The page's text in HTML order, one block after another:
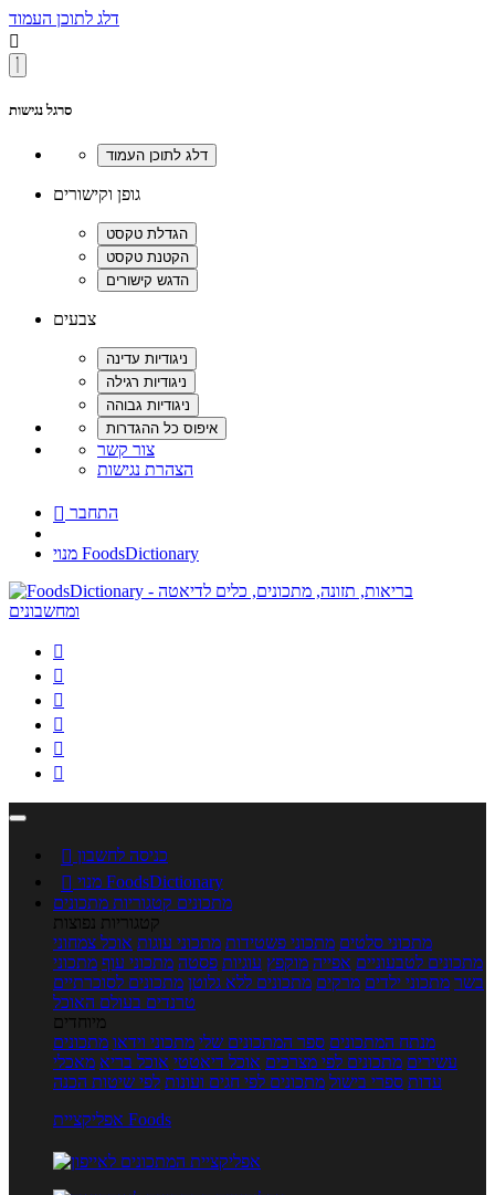
דלג לתוכן העמוד

סרגל נגישות
גופן וקישורים
צבעים
צור קשר
הצהרת נגישות
 התחבר
מנוי FoodsDictionary






 כניסה לחשבון

מנוי FoodsDictionary
מתכונים קטגוריות מתכונים
קטגוריות נפוצות
מתכוני סלטים מתכוני פשטידות מתכוני עוגות אוכל צמחוני
מתכונים לטבעוניים אפייה מוקפץ עוגיות פסטה מתכוני עוף מתכוני
בשר מתכוני ילדים מרקים מתכונים ללא גלוטן מתכונים לסוכרתיים
טרנדים בעולם האוכל
מיוחדים
מנתח המתכונים ספר המתכונים שלי מתכוני וידאו מתכונים
עשירים מתכונים לפי מצרכים אוכל דיאטטי אוכל בריא מאכלי
עדות ספרי בישול מתכונים לפי חגים ועונות לפי שיטות הכנה
אפליקציית Foods